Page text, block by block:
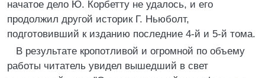
начатое дело Ю. Корбетту не удалось, и его
продолжил другой историк Г. Ньюболт,
подготовивший к изданию последние 4-й и 5-й тома.
В результате кропотливой и огромной по объему
работы читатель увидел вышедший в свет